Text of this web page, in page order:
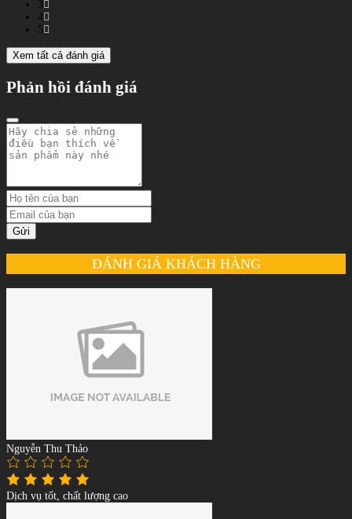
3
4
5
Xem tất cả đánh giá
Phản hồi đánh giá
Gửi
ĐÁNH GIÁ KHÁCH HÀNG
Nguyễn Thu Thảo
Dịch vụ tốt, chất lượng cao